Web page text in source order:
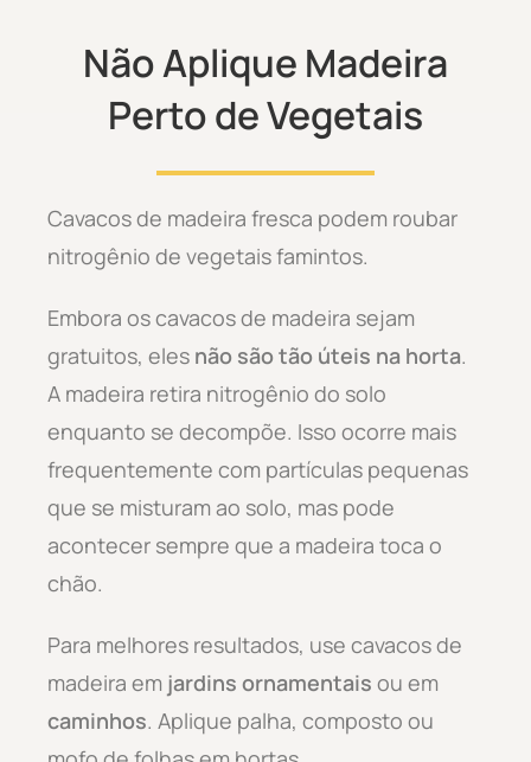
Não Aplique Madeira
Perto de Vegetais
Cavacos de madeira fresca podem roubar
nitrogênio de vegetais famintos.
Embora os cavacos de madeira sejam
gratuitos, eles não são tão úteis na horta.
A madeira retira nitrogênio do solo
enquanto se decompõe. Isso ocorre mais
frequentemente com partículas pequenas
que se misturam ao solo, mas pode
acontecer sempre que a madeira toca o
chão.
Para melhores resultados, use cavacos de
madeira em jardins ornamentais ou em
caminhos. Aplique palha, composto ou